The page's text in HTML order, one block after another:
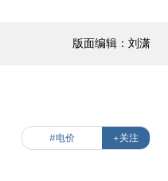
版面编辑：刘潇
#电价 +关注